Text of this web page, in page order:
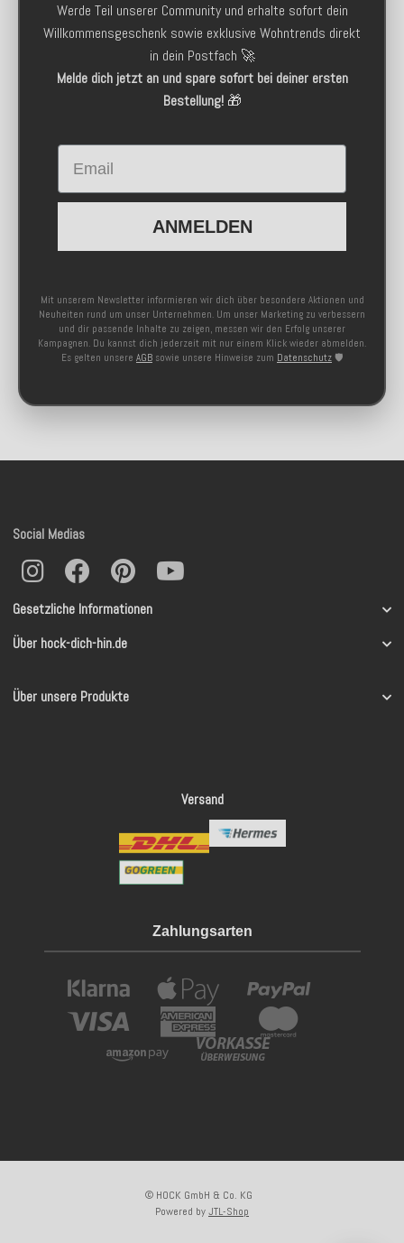
Werde Teil unserer Community und erhalte sofort dein
Willkommensgeschenk sowie exklusive Wohntrends direkt
in dein Postfach 🚀
Melde dich jetzt an und spare sofort bei deiner ersten
Bestellung!🎁
Email
ANMELDEN
Mit unserem Newsletter informieren wir dich über besondere Aktionen und
Neuheiten rund um unser Unternehmen. Um unser Marketing zu verbessern
und dir passende Inhalte zu zeigen, messen wir den Erfolg unserer
Kampagnen. Du kannst dich jederzeit mit nur einem Klick wieder abmelden.
Es gelten unsere AGB sowie unsere Hinweise zum Datenschutz 🛡️
Gesetzliche Informationen
Über hock-dich-hin.de
Über unsere Produkte
Social Medias
Versand
Zahlungsarten
© HOCK GmbH & Co. KG
Powered byJTL-Shop